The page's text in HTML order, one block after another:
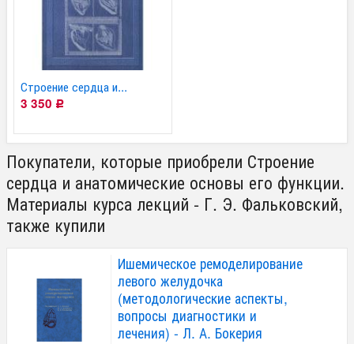
Строение сердца и...
3 350 Р
Покупатели, которые приобрели Строение
сердца и анатомические основы его функции.
Материалы курса лекций - Г. Э. Фальковский,
также купили
Ишемическое ремоделирование
левого желудочка
(методологические аспекты,
вопросы диагностики и
лечения) - Л. А. Бокерия